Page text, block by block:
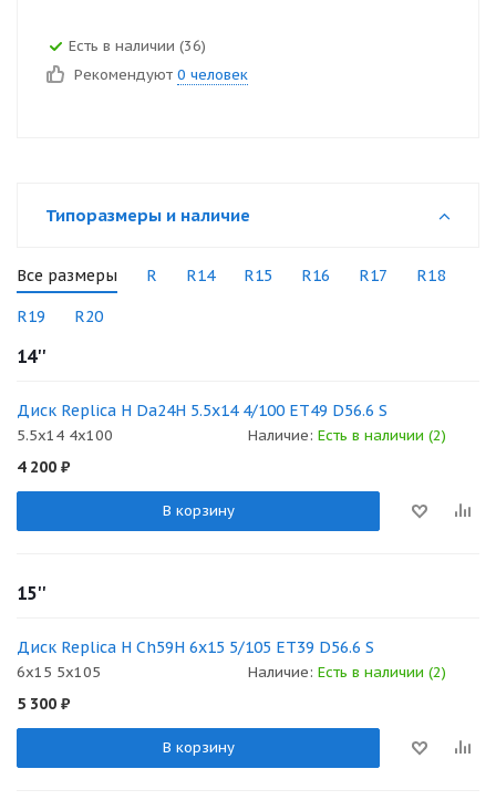
Есть в наличии (36)
Рекомендуют 0 человек
Типоразмеры и наличие
Все размеры R R14 R15 R16 R17 R18
R19 R20
14''
Диск Replica H Da24H 5.5x14 4/100 ET49 D56.6 S
5.5x14 4x100 Наличие: Есть в наличии (2)
4 200 ₽
В корзину
15''
Диск Replica H Ch59H 6x15 5/105 ET39 D56.6 S
6x15 5x105 Наличие: Есть в наличии (2)
5 300 ₽
В корзину